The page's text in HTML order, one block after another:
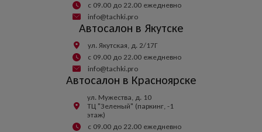
с 09.00 до 22.00 ежедневно
info@tachki.pro
Автосалон в Якутске
ул. Якутская, д. 2/17Г
с 09.00 до 22.00 ежедневно
info@tachki.pro
Автосалон в Красноярске
ул. Мужества, д. 10
ТЦ "Зеленый" (паркинг, -1
этаж)
с 09.00 до 22.00 ежедневно